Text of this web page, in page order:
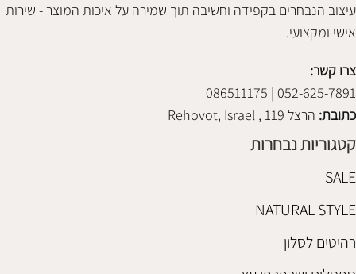
עיצוב הנבחרים בקפידה וחשיבה תוך שמירה על איכות המוצר - שירות
אישי ומקצועי.
צרו קשר:
052-625-7891 | 086511175
כתובת: הרצל 119 , Rehovot, Israel
קטגוריות נבחרות
SALE
NATURAL STYLE
רהיטים לסלון